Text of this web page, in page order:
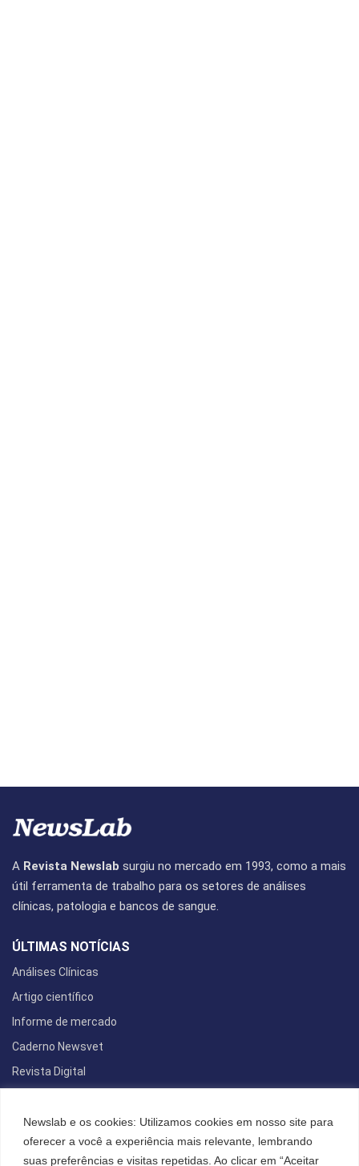
Newslab e os cookies: Utilizamos cookies em nosso site para
oferecer a você a experiência mais relevante, lembrando
suas preferências e visitas repetidas. Ao clicar em “Aceitar
A Revista Newslab surgiu no mercado em 1993, como a mais
útil ferramenta de trabalho para os setores de análises
clínicas, patologia e bancos de sangue.
ÚLTIMAS NOTÍCIAS
Análises Clínicas
Artigo científico
Informe de mercado
Caderno Newsvet
Revista Digital